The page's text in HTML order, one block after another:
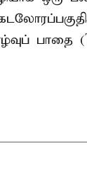
பாதை